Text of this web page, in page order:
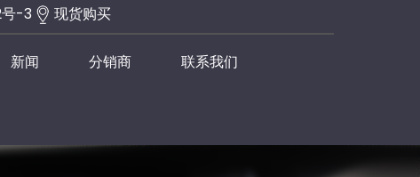
号-3 现货购买
新闻 分销商 联系我们